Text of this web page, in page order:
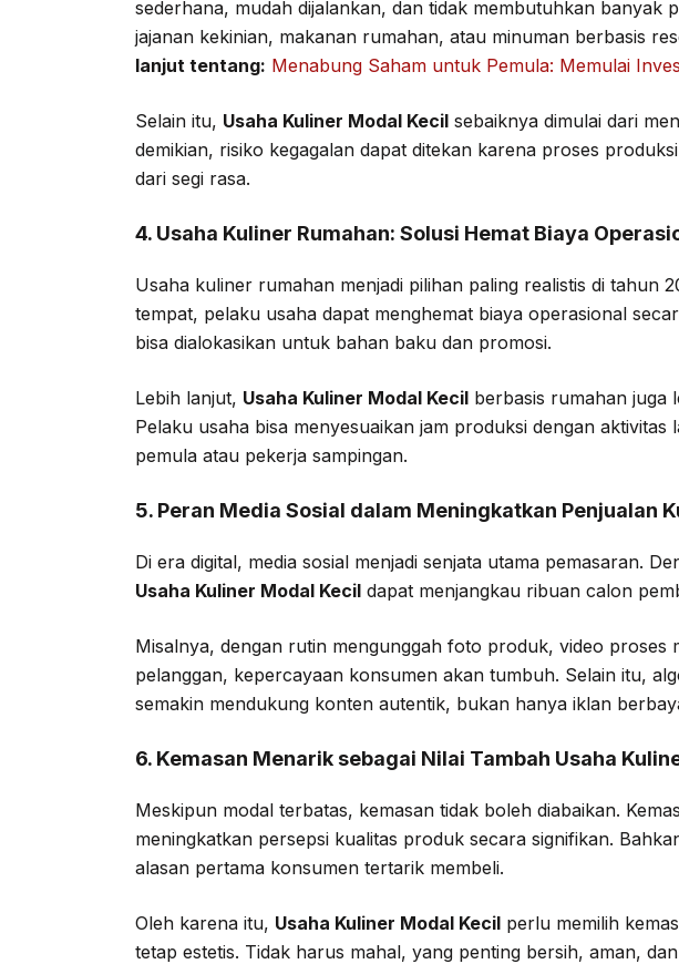
sederhana, mudah dijalankan, dan tidak membutuhkan banyak
jajanan kekinian, makanan rumahan, atau minuman berbasis
lanjut tentang: Menabung Saham untuk Pemula: Memulai
Selain itu, Usaha Kuliner Modal Kecil sebaiknya dimulai dari
demikian, risiko kegagalan dapat ditekan karena proses
dari segi rasa.
4. Usaha Kuliner Rumahan: Solusi Hemat Biaya
Usaha kuliner rumahan menjadi pilihan paling realistis di tahun
tempat, pelaku usaha dapat menghemat biaya operasional
bisa dialokasikan untuk bahan baku dan promosi.
Lebih lanjut, Usaha Kuliner Modal Kecil berbasis rumahan juga
Pelaku usaha bisa menyesuaikan jam produksi dengan
pemula atau pekerja sampingan.
5. Peran Media Sosial dalam Meningkatkan Penjualan
Di era digital, media sosial menjadi senjata utama pemasaran.
Usaha Kuliner Modal Kecil dapat menjangkau ribuan calon
Misalnya, dengan rutin mengunggah foto produk, video proses
pelanggan, kepercayaan konsumen akan tumbuh. Selain itu,
semakin mendukung konten autentik, bukan hanya iklan
6. Kemasan Menarik sebagai Nilai Tambah Usaha
Meskipun modal terbatas, kemasan tidak boleh diabaikan.
meningkatkan persepsi kualitas produk secara signifikan.
alasan pertama konsumen tertarik membeli.
Oleh karena itu, Usaha Kuliner Modal Kecil perlu memilih
tetap estetis. Tidak harus mahal, yang penting bersih, aman,